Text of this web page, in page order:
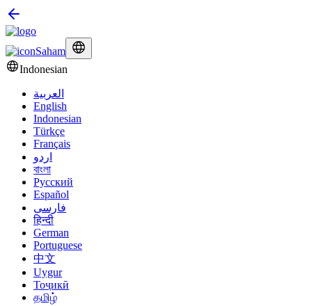
Saham
Indonesian
العربية
English
Indonesian
Türkçe
Français
اردو
বাংলা
Русский
Español
فارسی
हिन्दी
German
Portuguese
中文
Uygur
Тоҷикӣ
தமிழ்